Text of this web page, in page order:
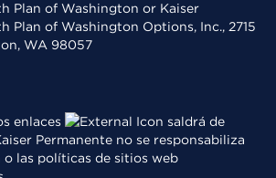
Plan of Washington or Kaiser
Plan of Washington Options, Inc., 2715
WA 98057
enlaces
saldrá de
Permanente no se responsabiliza
las políticas de sitios web